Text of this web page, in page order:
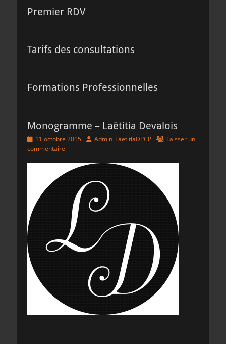
Premier RDV
Tarifs des consultations
Formations Professionnelles
Monogramme – Laëtitia Devalois
Posted
on
11 octobre 2015 Author
Admin_LaetitiaDPCP
Laisser un
commentaire